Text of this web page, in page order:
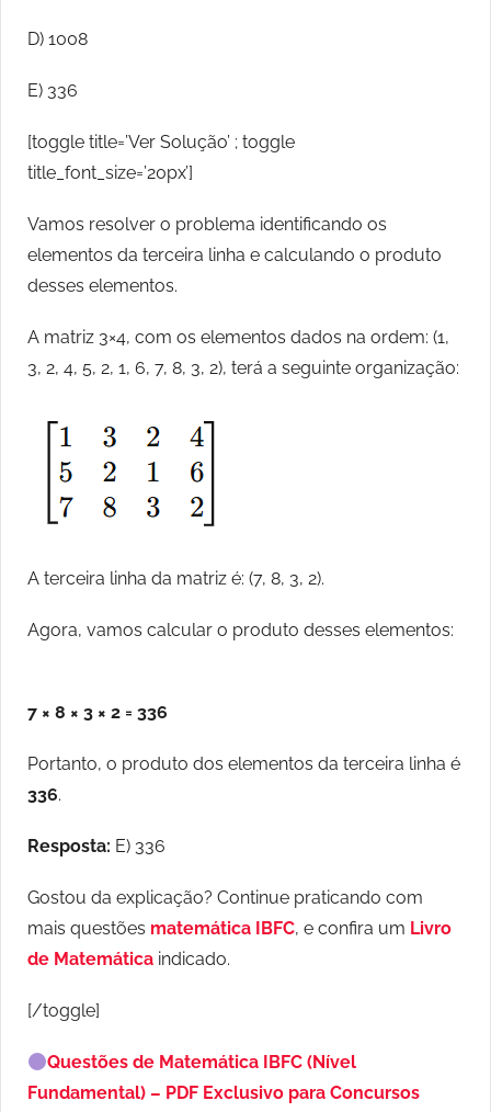
D) 1008
E) 336
[toggle title=’Ver Solução’ ; toggle
title_font_size=’20px’]
Vamos resolver o problema identificando os
elementos da terceira linha e calculando o produto
desses elementos.
A matriz 3×4, com os elementos dados na ordem: (1,
3, 2, 4, 5, 2, 1, 6, 7, 8, 3, 2), terá a seguinte organização:
A terceira linha da matriz é: (7, 8, 3, 2).
Agora, vamos calcular o produto desses elementos:
7 × 8 × 3 × 2 = 336
Portanto, o produto dos elementos da terceira linha é
336.
Resposta: E) 336
Gostou da explicação? Continue praticando com
mais questões matemática IBFC, e confira um Livro
de Matemática indicado.
[/toggle]
Questões de Matemática IBFC (Nível
Fundamental) – PDF Exclusivo para Concursos